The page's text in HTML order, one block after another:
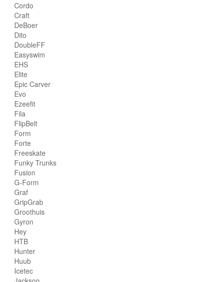
Cordo
Craft
DeBoer
Dito
DoubleFF
Easyswim
EHS
Elite
Epic Carver
Evo
Ezeefit
Fila
FlipBelt
Form
Forte
Freeskate
Funky Trunks
Fusion
G-Form
Graf
GripGrab
Groothuis
Gyron
Hey
HTB
Hunter
Huub
Icetec